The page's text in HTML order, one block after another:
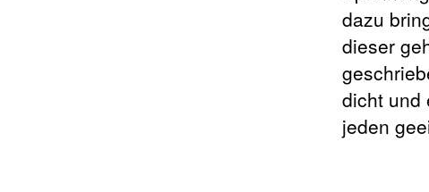
dazu
dieser
dicht und
jeden